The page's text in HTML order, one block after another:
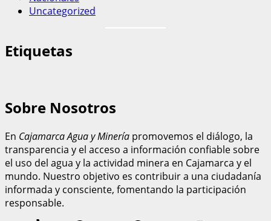
Uncategorized
Etiquetas
Sobre Nosotros
En Cajamarca Agua y Minería promovemos el diálogo, la
transparencia y el acceso a información confiable sobre
el uso del agua y la actividad minera en Cajamarca y el
mundo. Nuestro objetivo es contribuir a una ciudadanía
informada y consciente, fomentando la participación
responsable.